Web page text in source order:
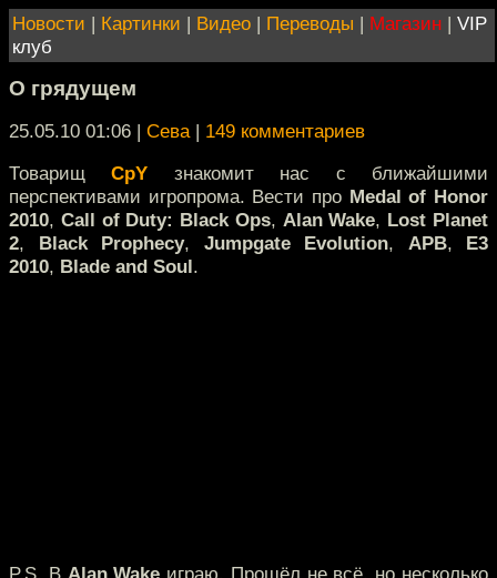
Новости | Картинки | Видео | Переводы | Магазин | VIP
клуб
О грядущем
25.05.10 01:06 | Сева| 149 комментариев
ТоварищCpY знакомит нас с ближайшими
перспективами игропрома. Вести про Medal of Honor
2010, Call of Duty: Black Ops, Alan Wake, Lost Planet
2, Black Prophecy, Jumpgate Evolution, APB, E3
2010, Blade and Soul.